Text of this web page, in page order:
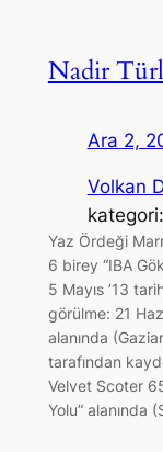
Nadir
Ara 2,
Volkan
kategori:
Yaz Ördeği
6 birey “IBA
5 Mayıs ’13
görülme: 21
alanında
tarafından
Velvet Scoter
Yolu” alanında